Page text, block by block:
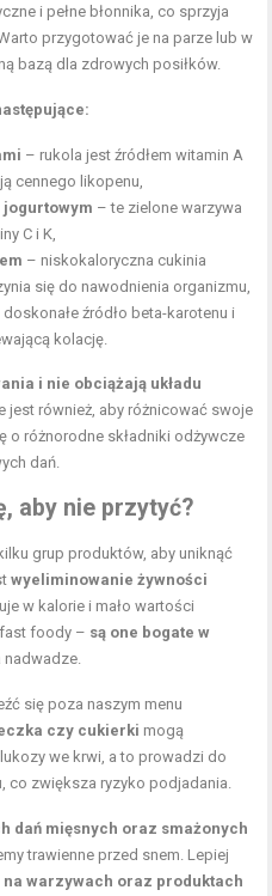
i pełne błonnika, co sprzyja
przygotować je na parze lub w
bazą dla zdrowych posiłków.
– rukola jest źródłem witamin A
cennego likopenu,
jogurtowym – te zielone warzywa
C i K,
– niskokaloryczna cukinia
się do nawodnienia organizmu,
źródło beta-karotenu i
kolację.
i nie obciążają układu
jest również, aby różnicować swoje
różnorodne składniki odżywcze
dań.
aby nie przytyć?
grup produktów, aby uniknąć
wyeliminowanie żywności
w kalorie i mało wartości
foody – są one bogate w
nadwadze.
się poza naszym menu
czy cukierki mogą
we krwi, a to prowadzi do
co zwiększa ryzyko podjadania.
dań mięsnych oraz smażonych
trawienne przed snem. Lepiej
na warzywach oraz produktach